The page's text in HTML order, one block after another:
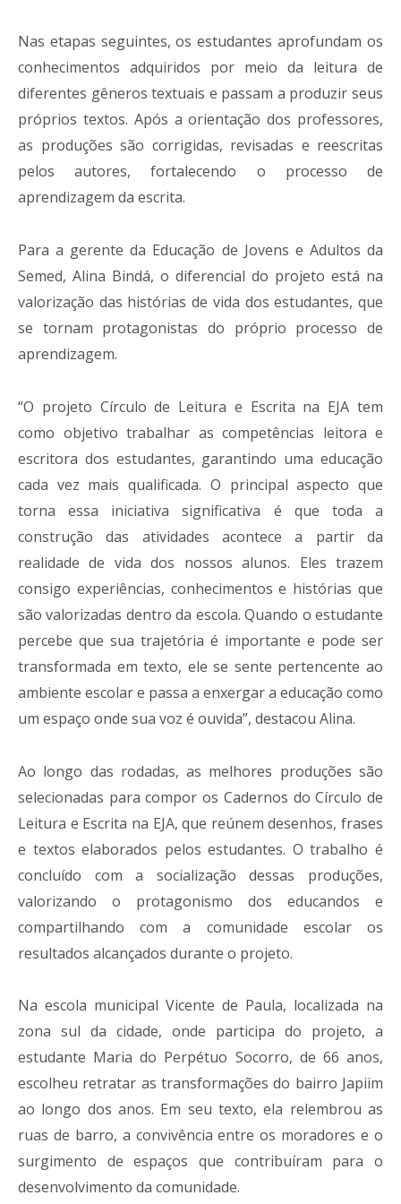
Nas etapas seguintes, os estudantes aprofundam os
conhecimentos adquiridos por meio da leitura de
diferentes gêneros textuais e passam a produzir seus
próprios textos. Após a orientação dos professores,
as produções são corrigidas, revisadas e reescritas
pelos autores, fortalecendo o processo de
aprendizagem da escrita.
Para a gerente da Educação de Jovens e Adultos da
Semed, Alina Bindá, o diferencial do projeto está na
valorização das histórias de vida dos estudantes, que
se tornam protagonistas do próprio processo de
aprendizagem.
“O projeto Círculo de Leitura e Escrita na EJA tem
como objetivo trabalhar as competências leitora e
escritora dos estudantes, garantindo uma educação
cada vez mais qualificada. O principal aspecto que
torna essa iniciativa significativa é que toda a
construção das atividades acontece a partir da
realidade de vida dos nossos alunos. Eles trazem
consigo experiências, conhecimentos e histórias que
são valorizadas dentro da escola. Quando o estudante
percebe que sua trajetória é importante e pode ser
transformada em texto, ele se sente pertencente ao
ambiente escolar e passa a enxergar a educação como
um espaço onde sua voz é ouvida”, destacou Alina.
Ao longo das rodadas, as melhores produções são
selecionadas para compor os Cadernos do Círculo de
Leitura e Escrita na EJA, que reúnem desenhos, frases
e textos elaborados pelos estudantes. O trabalho é
concluído com a socialização dessas produções,
valorizando o protagonismo dos educandos e
compartilhando com a comunidade escolar os
resultados alcançados durante o projeto.
Na escola municipal Vicente de Paula, localizada na
zona sul da cidade, onde participa do projeto, a
estudante Maria do Perpétuo Socorro, de 66 anos,
escolheu retratar as transformações do bairro Japiim
ao longo dos anos. Em seu texto, ela relembrou as
ruas de barro, a convivência entre os moradores e o
surgimento de espaços que contribuíram para o
desenvolvimento da comunidade.